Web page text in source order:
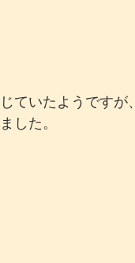
ていたようですが、
した。